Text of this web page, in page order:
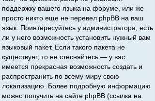
поддержку вашего языка на форуме, или же
просто никто еще не перевел phpBB на ваш
язык. Поинтересуйтесь у администратора, есть
ли у него возможность установить нужный вам
языковый пакет. Если такого пакета не
существует, то не стесняйтесь — у вас
имеется прекрасная возможность создать и
распространить по всему миру свою
локализацию. Более подробную информацию
можно получить на сайте phpBB (ссылка на